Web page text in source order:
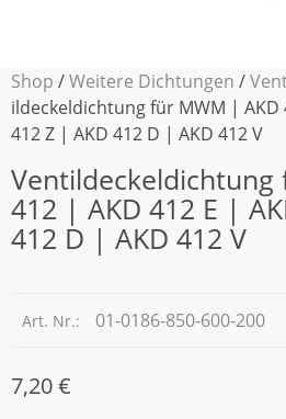
Shop /Weitere Dichtungen /
ildeckeldichtung für MWM | AKD
412 Z | AKD 412 D | AKD 412 V
412 | AKD 412 E |
412 D | AKD 412 V
Art. Nr.: 01-0186-850-600-200
7,20€